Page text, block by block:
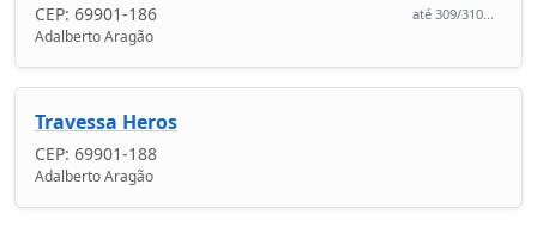
CEP: 69901-186 até 309/310...
Adalberto Aragão
Travessa Heros
CEP: 69901-188
Adalberto Aragão